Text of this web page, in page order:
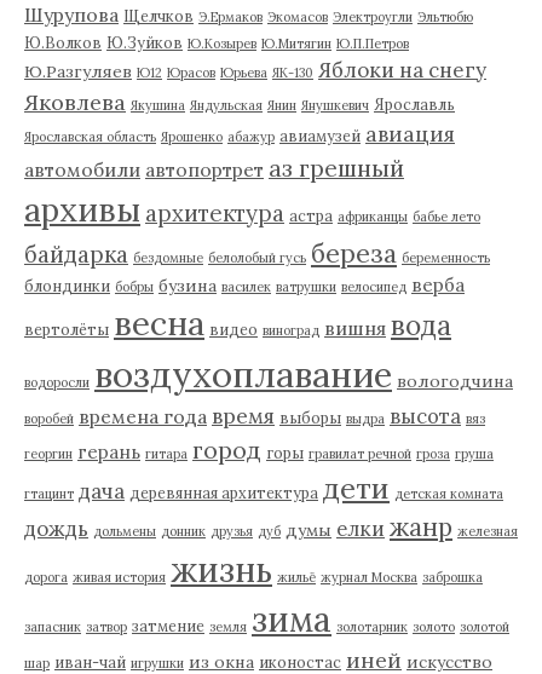
Шурупова Щелчков Э.Ермаков Экомасов Электроугли Эльтюбю
Ю.Волков Ю.Зуйков Ю.Козырев Ю.Митягин Ю.П.Петров
Ю.Разгуляев Ю12 Юрасов Юрьева ЯК-130 Яблоки на снегу
Яковлева Якушина Яндульская Янин Янушкевич Ярославль
Ярославская область Ярошенко абажур авиамузей авиация
автомобили автопортрет аз грешный
архивы архитектура астра африканцы бабье лето
байдарка бездомные белолобый гусь береза беременность
блондинки бобры бузина василек ватрушки велосипед верба
вертолёты весна видео виноград вишня вода
водоросли воздухоплавание вологодчина
воробей времена года время выборы выдра высота вяз
георгин герань гитара город горы гравилат речной гроза груша
гтацинт дача деревянная архитектура дети детская комната
дождь дольмены донник друзья дуб думы елки жанр железная
дорога живая история жизнь жильё журнал Москва заброшка
запасник затвор затмение земля зима золотарник золото золотой
шар иван-чай игрушки из окна иконостас иней искусство